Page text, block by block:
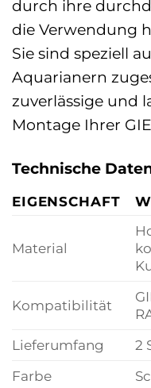
durch ihre
die Verwendung
Sie sind speziell
Aquarianern
zuverlässige und
Montage Ihrer
Technische
EIGENSCHAFT
Material
Kompatibilität
Lieferumfang
2
Farbe